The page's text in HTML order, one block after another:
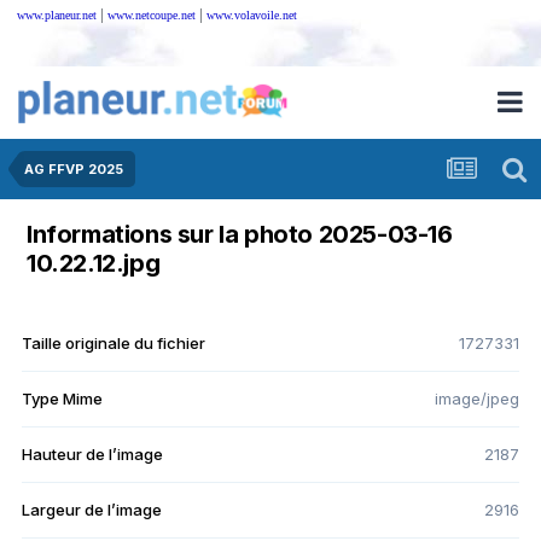
www.planeur.net | www.netcoupe.net | www.volavoile.net
AG FFVP 2025
Informations sur la photo 2025-03-16
10.22.12.jpg
Taille originale du fichier 1727331
Type Mime image/jpeg
Hauteur de l’image 2187
Largeur de l’image 2916